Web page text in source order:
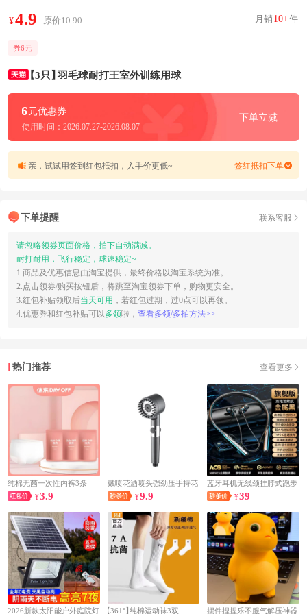
¥4.9 原价10.90 月销 10+件
券6元
【3只】羽毛球耐打王室外训练用球
6元优惠券
使用时间：2026.07.27-2026.08.07
下单立减
亲，试试用签到红包抵扣，入手价更低~ 签红抵扣下单
下单提醒 联系客服
请忽略领券页面价格，拍下自动满减。
耐打耐用，飞行稳定，球速稳定~
1.商品及优惠信息由淘宝提供，最终价格以淘宝系统为准。
2.点击领券/购买按钮后，将跳至淘宝领券下单，购物更安全。
3.红包补贴领取后当天可用 ，若红包过期，过0点可以再领。
4.优惠券和红包补贴可以多领啦， 查看多领/多拍方法>>
热门推荐 查看更多
纯棉无菌一次性内裤3条
¥3.9
戴喷花洒喷头强劲压手持花
洒喷头
¥9.9
蓝牙耳机无线颈挂脖式跑步
运动专用高音质超长续航大
电量2026
¥39
2026新款太阳能户外庭院灯 【361°】纯棉运动袜3双 摆件捏捏乐不服气解压神器